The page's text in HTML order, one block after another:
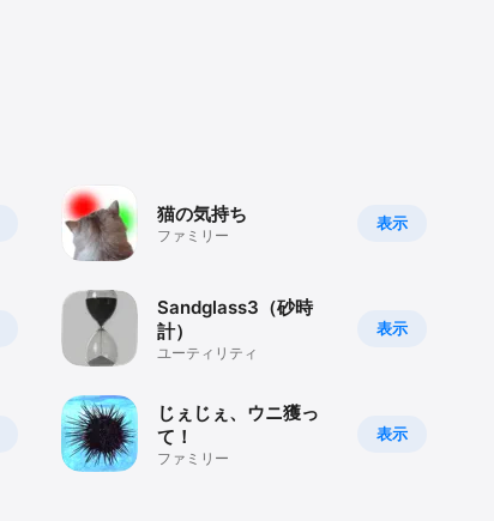
表示
猫の気持ち
ファミリー
表示
Sandglass3（砂時
計）
ユーティリティ
表示
じぇじぇ、ウニ獲っ
て！
ファミリー